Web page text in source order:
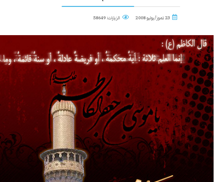
23 تموز/يوليو 2008 الزيارات: 58649